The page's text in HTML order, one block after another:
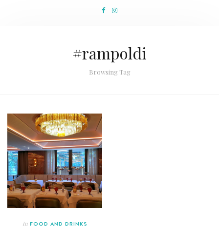
#rampoldi
Browsing Tag
In FOOD AND DRINKS